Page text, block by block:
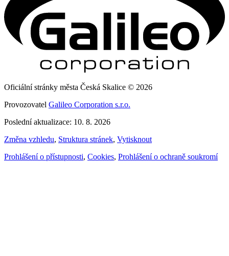
Oficiální stránky města Česká Skalice © 2026
Provozovatel Galileo Corporation s.r.o.
Poslední aktualizace: 10. 8. 2026
Změna vzhledu, Struktura stránek, Vytisknout
Prohlášení o přístupnosti, Cookies, Prohlášení o ochraně soukromí